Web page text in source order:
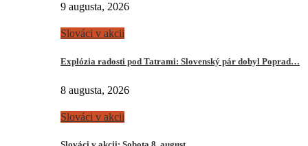
9 augusta, 2026
Slováci v akcii
Explózia radosti pod Tatrami: Slovenský pár dobyl Poprad…
8 augusta, 2026
Slováci v akcii